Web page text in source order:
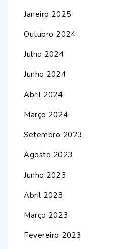
Janeiro 2025
Outubro 2024
Julho 2024
Junho 2024
Abril 2024
Março 2024
Setembro 2023
Agosto 2023
Junho 2023
Abril 2023
Março 2023
Fevereiro 2023